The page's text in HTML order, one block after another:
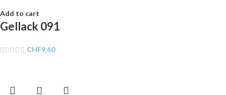
Add to cart
Gellack 091
CHF9.60